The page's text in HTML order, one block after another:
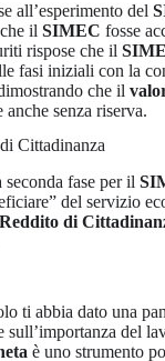
all’esperimento del
il SIMEC fosse
rispose che il
fasi iniziali con la
che il
senza riserva.
Cittadinanza
fase per il
del servizio
di
ti abbia dato una
sull’importanza del
è uno strumento